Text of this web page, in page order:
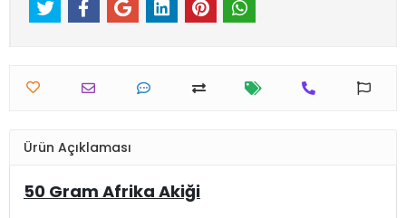
Ürün Açıklaması
50 Gram Afrika Akiği